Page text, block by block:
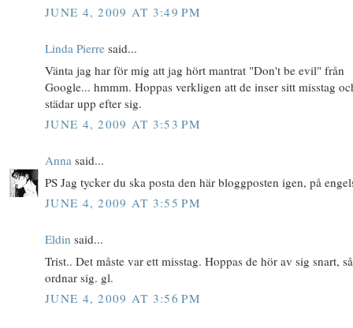
JUNE 4, 2009 AT 3:49 PM
Linda Pierre said...
Vänta jag har för mig att jag hört mantrat "Don't be evil" från
Google... hmmm. Hoppas verkligen att de inser sitt misstag
städar upp efter sig.
JUNE 4, 2009 AT 3:53 PM
Anna said...
PS Jag tycker du ska posta den här bloggposten igen, på
JUNE 4, 2009 AT 3:55 PM
Eldin said...
Trist.. Det måste var ett misstag. Hoppas de hör av sig snart,
ordnar sig. gl.
JUNE 4, 2009 AT 3:56 PM